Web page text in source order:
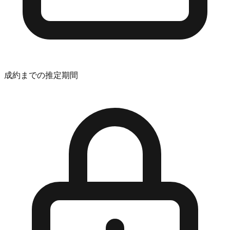
成約までの推定期間